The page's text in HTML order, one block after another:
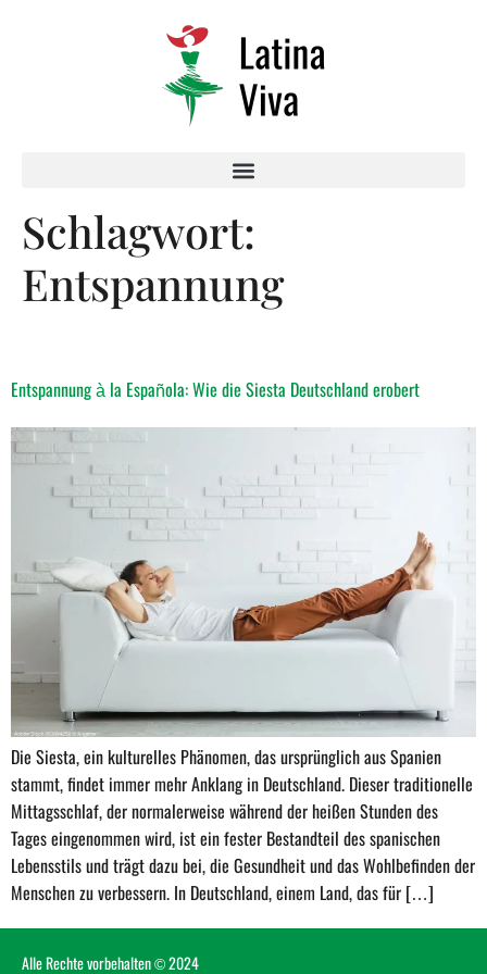
Schlagwort:
Entspannung
Entspannung à la Española: Wie die Siesta Deutschland erobert
Die Siesta, ein kulturelles Phänomen, das ursprünglich aus Spanien
stammt, findet immer mehr Anklang in Deutschland. Dieser traditionelle
Mittagsschlaf, der normalerweise während der heißen Stunden des
Tages eingenommen wird, ist ein fester Bestandteil des spanischen
Lebensstils und trägt dazu bei, die Gesundheit und das Wohlbefinden der
Menschen zu verbessern. In Deutschland, einem Land, das für […]
Alle Rechte vorbehalten © 2024